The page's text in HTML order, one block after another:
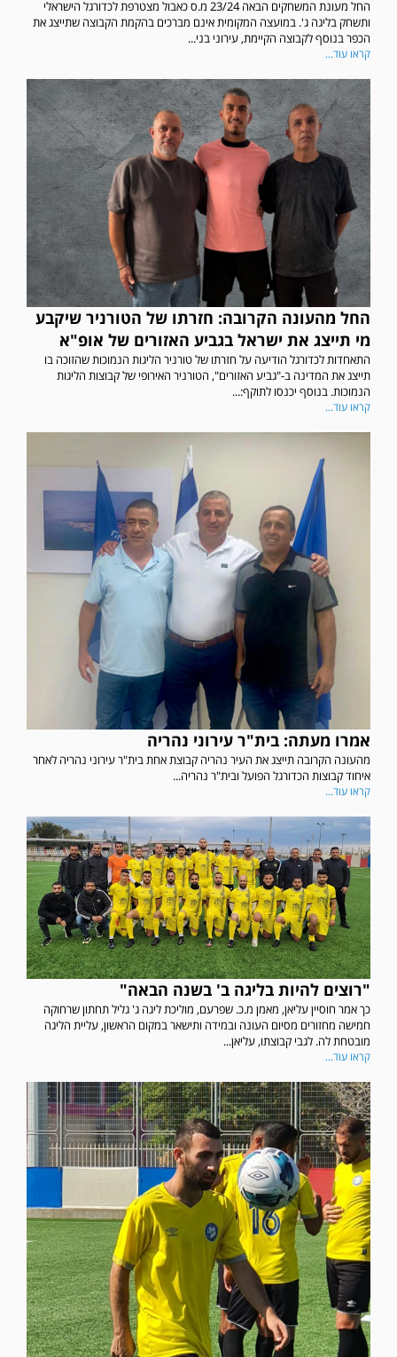
החל מעונת המשחקים הבאה 23/24 מ.ס כאבול מצטרפת לכדורגל הישראלי
ותשחק בליגה ג'. במועצה המקומית אינם מברכים בהקמת הקבוצה שתייצג את
הכפר בנוסף לקבוצה הקיימת, עירוני בני...
קראו עוד...
החל מהעונה הקרובה: חזרתו של הטורניר שיקבע
מי תייצג את ישראל בגביע האזורים של אופ"א
התאחדות לכדורגל הודיעה על חזרתו של טורניר הליגות הנמוכות שהזוכה בו
תייצג את המדינה ב-"גביע האזורים", הטורניר האירופי של קבוצות הליגות
הנמוכות. בנוסף יכנסו לתוקף:...
קראו עוד...
אמרו מעתה: בית"ר עירוני נהריה
מהעונה הקרובה תייצג את העיר נהריה קבוצת אחת בית"ר עירוני נהריה לאחר
איחוד קבוצות הכדורגל הפועל ובית"ר נהריה...
קראו עוד...
"רוצים להיות בליגה ב' בשנה הבאה"
כך אמר חוסיין עליאן, מאמן מ.כ. שפרעם, מוליכת ליגה ג' גליל תחתון שרחוקה
חמישה מחזורים מסיום העונה ובמידה ותישאר במקום הראשון, עליית הליגה
מובטחת לה. לגבי קבוצתו, עליאן...
קראו עוד...